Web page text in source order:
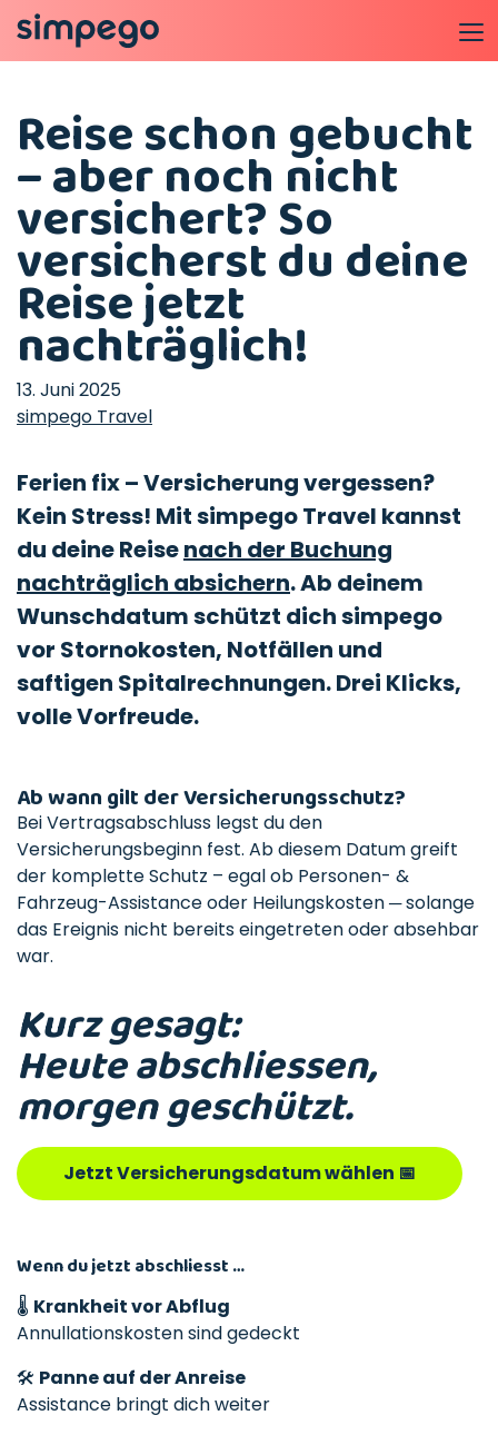
Reise schon gebucht
– aber noch nicht
versichert? So
versicherst du deine
Reise jetzt
nachträglich!
13. Juni 2025
simpego Travel
Ferien fix – Versicherung vergessen?
Kein Stress! Mit simpego Travel kannst
du deine Reisenach der Buchung
nachträglich absichern. Ab deinem
Wunschdatum schützt dich simpego
vor Stornokosten, Notfällen und
saftigen Spitalrechnungen. Drei Klicks,
volle Vorfreude.
Ab wann gilt der Versicherungsschutz?
Bei Vertragsabschluss legst du den
Versicherungsbeginn fest. Ab diesem Datum greift
der komplette Schutz – egal ob Personen- &
Fahrzeug-Assistance oder Heilungskosten ─ solange
das Ereignis nicht bereits eingetreten oder absehbar
war.
Kurz gesagt:
Heute abschliessen,
morgen geschützt.
Jetzt Versicherungsdatum wählen 📅
Wenn dujetzt abschliesst …
🌡️ Krankheit vor Abflug
Annullationskosten sind gedeckt
🛠️ Panne auf der Anreise
Assistance bringt dich weiter